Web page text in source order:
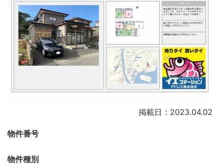
掲載日：2023.04.02
物件番号
物件種別